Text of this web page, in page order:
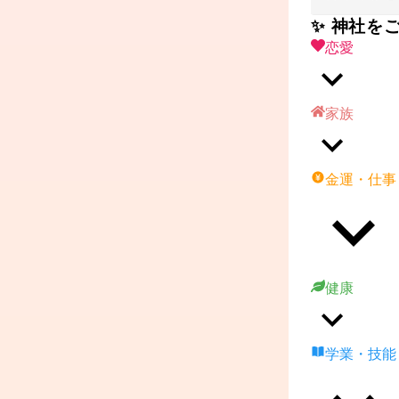
✨ 神社を
恋愛
家族
金運・仕事
健康
学業・技能